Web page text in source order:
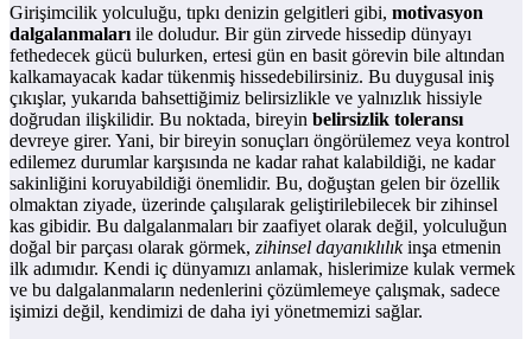
Girişimcilik yolculuğu, tıpkı denizin gelgitleri gibi, motivasyon
dalgalanmaları ile doludur. Bir gün zirvede hissedip dünyayı
fethedecek gücü bulurken, ertesi gün en basit görevin bile altından
kalkamayacak kadar tükenmiş hissedebilirsiniz. Bu duygusal iniş
çıkışlar, yukarıda bahsettiğimiz belirsizlikle ve yalnızlık hissiyle
doğrudan ilişkilidir. Bu noktada, bireyin belirsizlik toleransı
devreye girer. Yani, bir bireyin sonuçları öngörülemez veya kontrol
edilemez durumlar karşısında ne kadar rahat kalabildiği, ne kadar
sakinliğini koruyabildiği önemlidir. Bu, doğuştan gelen bir özellik
olmaktan ziyade, üzerinde çalışılarak geliştirilebilecek bir zihinsel
kas gibidir. Bu dalgalanmaları bir zaafiyet olarak değil, yolculuğun
doğal bir parçası olarak görmek, zihinsel dayanıklılıkinşa etmenin
ilk adımıdır. Kendi iç dünyamızı anlamak, hislerimize kulak vermek
ve bu dalgalanmaların nedenlerini çözümlemeye çalışmak, sadece
işimizi değil, kendimizi de daha iyi yönetmemizi sağlar.